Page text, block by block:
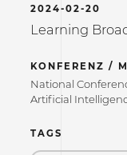
2024-02-20
Learning
KONFERENZ /
National
Artificial
TAGS